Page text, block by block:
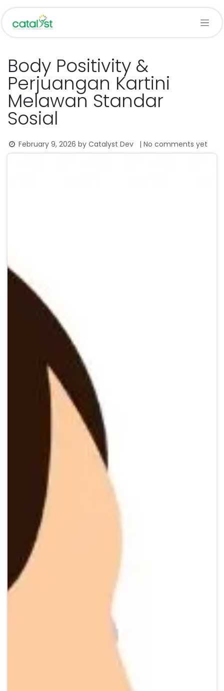
Body Positivity &
Perjuangan Kartini
Melawan Standar
Sosial
February 9, 2026 by Catalyst Dev | No comments yet